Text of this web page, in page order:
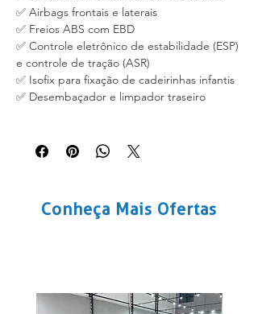
✅ Airbags frontais e laterais
✅ Freios ABS com EBD
✅ Controle eletrônico de estabilidade (ESP)
e controle de tração (ASR)
✅ Isofix para fixação de cadeirinhas infantis
✅ Desembaçador e limpador traseiro
Produtos
relacionados
Conheça Mais Ofertas